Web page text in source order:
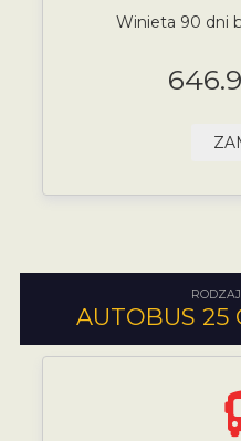
Winieta 90 dni
AUTOBUS 25